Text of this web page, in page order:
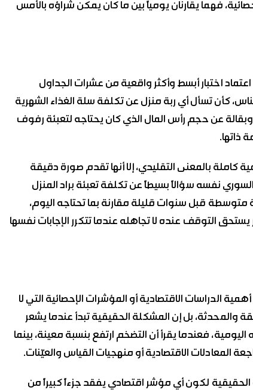
فهما يقارنان يومياً بين ما كان يمكن شراؤه بالأمس
اختبار أبسط وأكثر واقعية من عشرات الجداول
كأن تسأل أي ربة منزل عن تكلفة سلة الغذاء الشهرية
عن حجم رأس المال الذي كان يحتاجه لتعبئة رفوف
ذاتها.
كاملة بالمعنى التقليدي، إلا أنها تقدم صورة دقيقة
نفسه سؤالاً بسيطاً عن تكلفة تعبئة براد المنزل
متوسطة قبل سنوات قليلة مقارنة بما تحتاجه اليوم،
التوقف عنده لا تجاهله عندما تتكرر الإجابات نفسها
الدراسات الاقتصادية أو المؤشرات الإحصائية التي لا
والمحدثة، بل إن المشكلة الحقيقية تبدأ عندما يشعر
فعندما يقرأ أن التضخم ارتفع بنسبة معينة، بينما
المعادلات الاقتصادية أو منهجيات القياس والعيّنات.
الحقيقية لكون أي مؤشر اقتصادي يفقد جزءاً كبيراً من